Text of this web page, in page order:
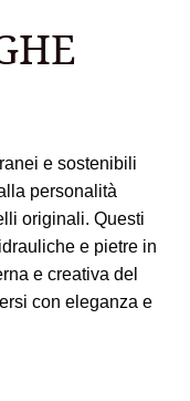
e sostenibili
personalità
originali. Questi
e pietre in
e creativa del
con eleganza e